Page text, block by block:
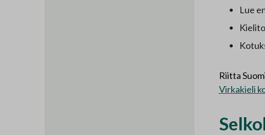
Lue
Riitta
Virkakieli